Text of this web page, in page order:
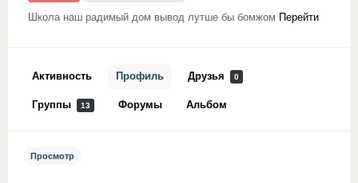
Школа наш радимый дом вывод лутше бы бомжом Перейти
Активность Профиль Друзья 0
Группы 13 Форумы Альбом
Просмотр